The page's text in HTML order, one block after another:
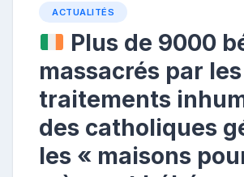
ACTUALITÉS
Plus de 9000
massacrés par les
traitements
des catholiques
les « maisons